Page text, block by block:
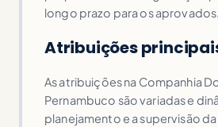
longo prazo para os aprovados.
Atribuições
As atribuições na Companhia
Pernambuco são variadas e
planejamento e a supervisão